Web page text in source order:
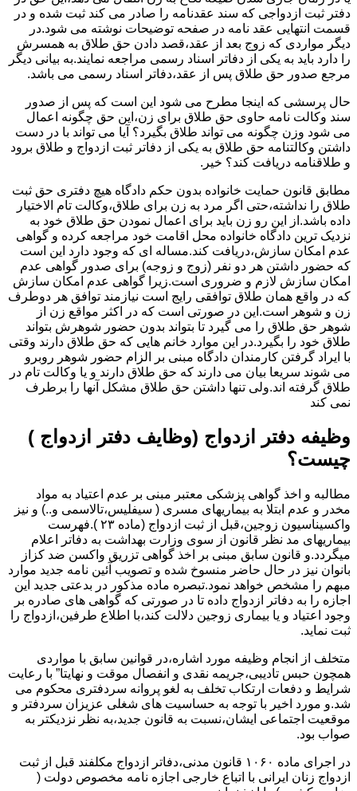
دفتر ثبت ازدواجی که سند عقدنامه را صادر می کند ثبت شده و در
قسمت انتهایی عقد نامه در صفحه توضیحات نوشته می شود.در
دیگر مواردی که زوج بعد از عقد،قصد دادن حق طلاق به همسرش
را دارد باید به یکی از دفاتر اسناد رسمی مراجعه نمایند.به بیانی دیگر
مرجع صدور حق طلاق پس از عقد،دفاتر اسناد رسمی می باشد.
حال پرسشی که اینجا مطرح می شود این است که پس از صدور
سند وکالت نامه حاوی حق طلاق برای زن،این حق چگونه اعمال
می شود وزن چگونه می تواند طلاق بگیرد؟ آیا می تواند با در دست
داشتن وکالتنامه حق طلاق به یکی از دفاتر ثبت ازدواج و طلاق برود
و طلاقنامه دریافت کند؟ خیر.
مطابق قانون حمایت خانواده بدون حکم دادگاه هیچ دفتری حق ثبت
طلاق را نداشته،حتی اگر مرد به زن برای طلاق،وکالت تام الاختیار
داده باشد.از این رو زن باید برای اعمال نمودن حق طلاق خود به
نزدیک ترین دادگاه خانواده محل اقامت خود مراجعه کرده و گواهی
عدم امکان سازش،دریافت کند.مساله ای که وجود دارد این است
که حضور داشتن هر دو نفر (زوج و زوجه) برای صدور گواهی عدم
امکان سازش لازم و ضروری است.زیرا گواهی عدم امکان سازش
که در واقع همان طلاق توافقی رایج است نیازمند توافق هر دوطرف
زن و شوهر است.این در صورتی است که در اکثر مواقع زن از
شوهر حق طلاق را می گیرد تا بتواند بدون حضور شوهرش بتواند
طلاق خود را بگیرد.در این موارد خانم هایی که حق طلاق دارند وقتی
با ایراد گرفتن کارمندان دادگاه مبنی بر الزام حضور شوهر روبرو
می شوند سریعا بیان می دارند که حق طلاق دارند و یا وکالت تام در
طلاق گرفته اند.ولی تنها داشتن حق طلاق مشکل آنها را برطرف
نمی کند
وظیفه دفتر ازدواج (وظایف دفتر ازدواج )
چیست؟
مطالبه و اخذ گواهی پزشکی معتبر مبنی بر عدم اعتیاد به مواد
مخدر و عدم ابتلا به بیماریهای مسری ( سیفلیس،تالاسمی و..) و نیز
واکسیناسیون زوجین،قبل از ثبت ازدواج (ماده ۲۳ ).فهرست
بیماریهای مد نظر قانون از سوی وزارت بهداشت به دفاتر اعلام
میگردد.و قانون سابق مبنی بر اخذ گواهی تزریق واکسن ضد کزاز
بانوان نیز در حال حاضر منسوخ شده و تصویب آئین نامه جدید موارد
مبهم را مشخص خواهد نمود.تبصره ماده مذکور در بدعتی جدید این
اجازه را به دفاتر ازدواج داده تا در صورتی که گواهی های صادره بر
وجود اعتیاد و یا بیماری زوجین دلالت کند،با اطلاع طرفین،ازدواج را
ثبت نماید.
متخلف از انجام وظیفه مورد اشاره،در قوانین سابق با مواردی
همچون حبس تادیبی،جریمه نقدی و انفصال موقت و نهایتا” با رعایت
شرایط و دفعات ارتکاب تخلف به لغو پروانه سردفتری محکوم می
شد.و مورد اخیر با توجه به حساسیت های شغلی عزیزان سردفتر و
موقعیت اجتماعی ایشان،نسبت به قانون جدید،به نظر نزدیکتر به
صواب بود.
در اجرای ماده ۱۰۶۰ قانون مدنی،دفاتر ازدواج مکلفند قبل از ثبت
ازدواج زنان ایرانی با اتباع خارجی اجازه نامه مخصوص دولت (